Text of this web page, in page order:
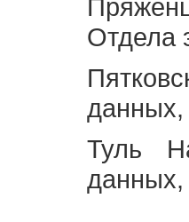
Отдела
Туль